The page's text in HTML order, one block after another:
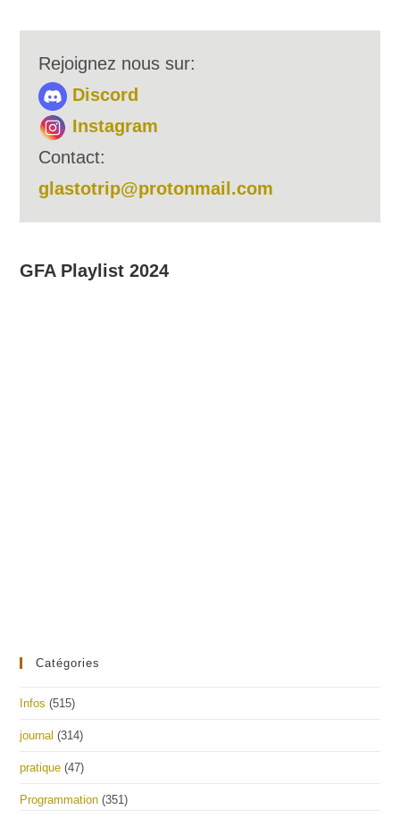
Rejoignez nous sur:
Discord
Instagram
Contact:
glastotrip@protonmail.com
GFA Playlist 2024
Catégories
Infos (515)
journal (314)
pratique (47)
Programmation (351)